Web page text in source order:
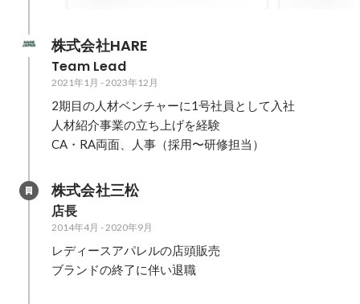
株式会社HARE
Team Lead
2021年1月 - 2023年12月
2期目の人材ベンチャーに1号社員として入社
人材紹介事業の立ち上げを経験
CA・RA両面、人事（採用〜研修担当）
株式会社三松
店長
2014年4月 - 2020年9月
レディースアパレルの店頭販売
ブランドの終了に伴い退職